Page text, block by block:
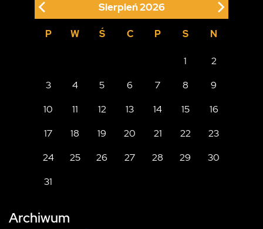
Sierpień2026
P W Ś C P S N
1
2
3
4 5 6 7 8
9
10
11 12 13 14 15
16
17
18 19 20 21 22
23
24
25 26 27 28 29
30
31
Archiwum